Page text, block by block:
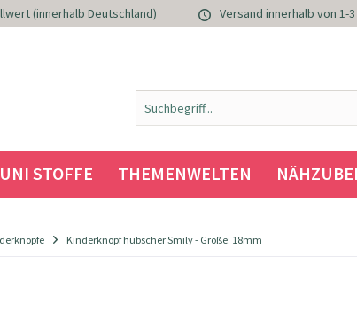
(innerhalb Deutschland) Versand innerhalb von 1-
UNI STOFFE THEMENWELTEN
Kinderknopf hübscher Smily - Größe: 18mm